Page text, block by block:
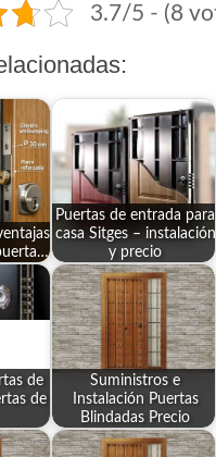
3.7/5 - (8
Puertas de entrada para
casa Sitges – instalación
y precio
de
de
Suministros e
Instalación Puertas
Blindadas Precio